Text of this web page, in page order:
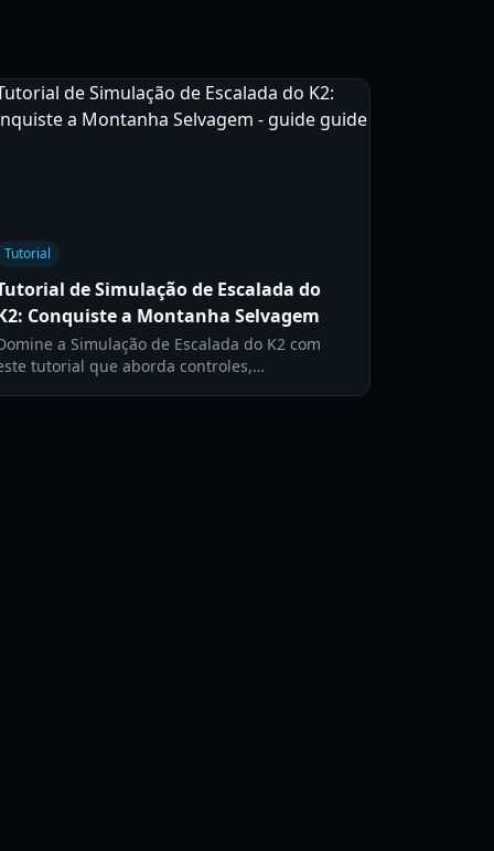
Tutorial
de Simulação de Escalada do
Conquiste a Montanha Selvagem
a Simulação de Escalada do K2 com
tutorial que aborda controles,